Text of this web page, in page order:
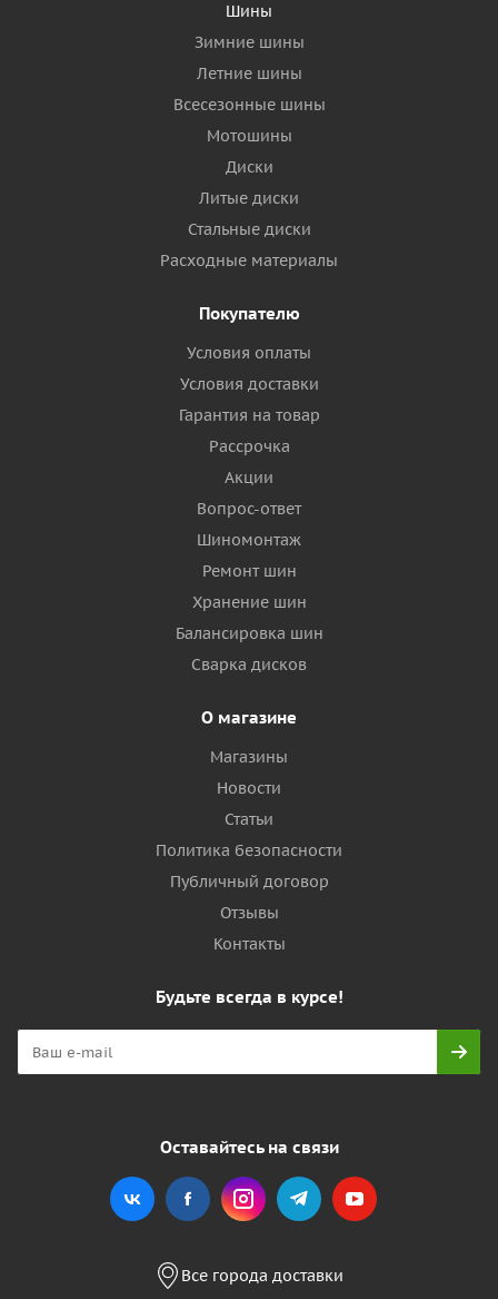
Шины
Зимние шины
Летние шины
Всесезонные шины
Мотошины
Диски
Литые диски
Стальные диски
Расходные материалы
Покупателю
Условия оплаты
Условия доставки
Гарантия на товар
Рассрочка
Акции
Вопрос-ответ
Шиномонтаж
Ремонт шин
Хранение шин
Балансировка шин
Сварка дисков
О магазине
Магазины
Новости
Статьи
Политика безопасности
Публичный договор
Отзывы
Контакты
Будьте всегда в курсе!
Оставайтесь на связи
Все города доставки